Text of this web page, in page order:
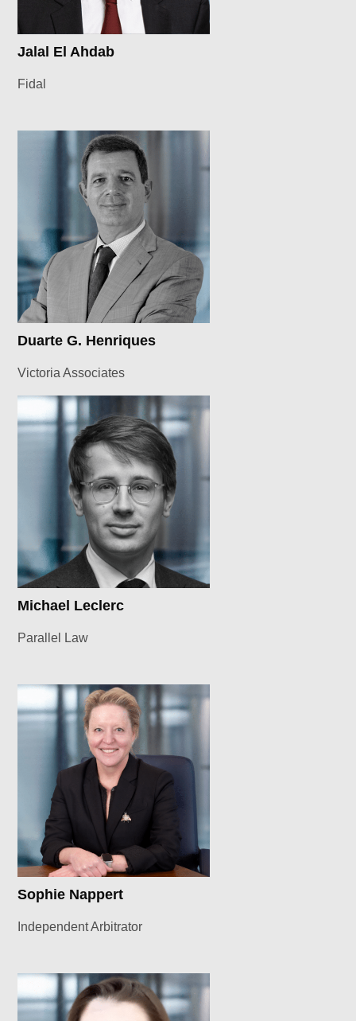
Jalal El Ahdab
Fidal
Duarte G. Henriques
Victoria Associates
Michael Leclerc
Parallel Law
Sophie Nappert
Independent Arbitrator